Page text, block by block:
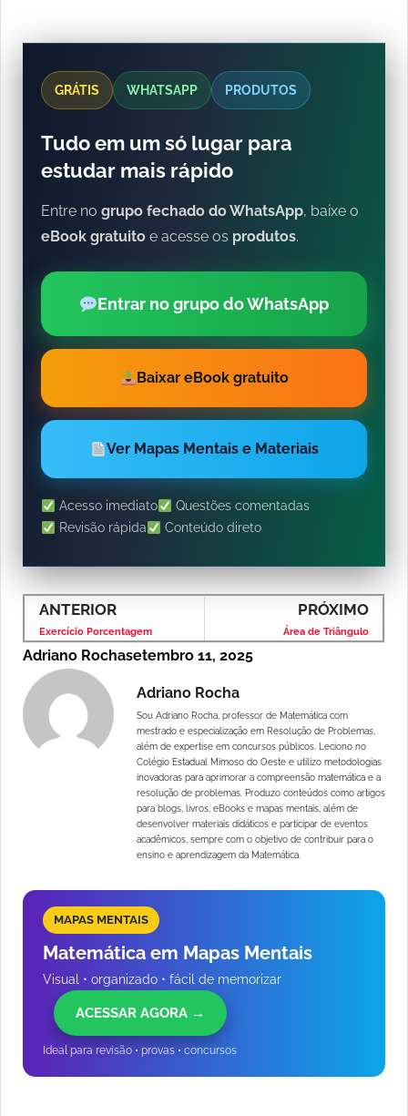
GRÁTIS WHATSAPP PRODUTOS
Tudo em um só lugar para
estudar mais rápido
Entre no grupo fechado do WhatsApp, baixe o
eBook gratuito e acesse os produtos.
Entrar no grupo do WhatsApp
Baixar eBook gratuito
Ver Mapas Mentais e Materiais
Acesso imediato
Questões comentadas
Revisão rápida
Conteúdo direto
ANTERIOR
Exercício Porcentagem
PRÓXIMO
Área de Triângulo
Adriano Rochasetembro 11, 2025
Adriano Rocha
Sou Adriano Rocha, professor de Matemática com
mestrado e especialização em Resolução de Problemas,
além de expertise em concursos públicos. Leciono no
Colégio Estadual Mimoso do Oeste e utilizo metodologias
inovadoras para aprimorar a compreensão matemática e a
resolução de problemas. Produzo conteúdos como artigos
para blogs, livros, eBooks e mapas mentais, além de
desenvolver materiais didáticos e participar de eventos
acadêmicos, sempre com o objetivo de contribuir para o
ensino e aprendizagem da Matemática.
MAPAS MENTAIS
Matemática em Mapas Mentais
Visual • organizado • fácil de memorizar
ACESSAR AGORA →
Ideal para revisão • provas • concursos